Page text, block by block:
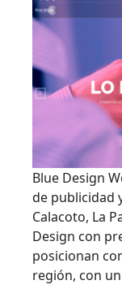
Blue Design
de publicidad
Calacoto, La
Design con
posicionan
región, con